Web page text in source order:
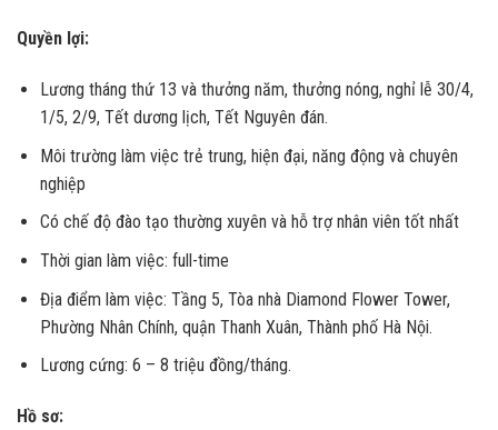
Quyền lợi:
Lương tháng thứ 13 và thưởng năm, thưởng nóng, nghỉ lễ 30/4,
1/5, 2/9, Tết dương lịch, Tết Nguyên đán.
Môi trường làm việc trẻ trung, hiện đại, năng động và chuyên
nghiệp
Có chế độ đào tạo thường xuyên và hỗ trợ nhân viên tốt nhất
Thời gian làm việc: full-time
Địa điểm làm việc: Tầng 5, Tòa nhà Diamond Flower Tower,
Phường Nhân Chính, quận Thanh Xuân, Thành phố Hà Nội.
Lương cứng: 6 – 8 triệu đồng/tháng.
Hồ sơ: